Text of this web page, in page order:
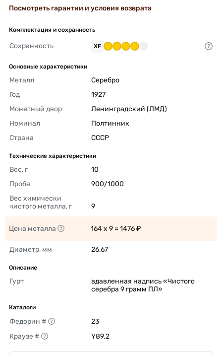
Посмотреть гарантии и условия возврата
Комплектация и сохранность
Сохранность XF
Основные характеристики
Металл
Серебро
Год
1927
Монетный двор
Ленинградский (ЛМД)
Номинал
Полтинник
Страна
СССР
Технические характеристики
Вес, г
10
Проба
900/1000
Вес химически
чистого металла, г
9
Цена металла 164 x 9 = 1476 ₽
Диаметр, мм 26,67
Описание
Гурт
вдавленная надпись «Чистого
серебра 9 грамм ПЛ»
Каталоги
Федорин #
23
Краузе #
Y89.2